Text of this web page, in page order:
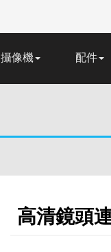
攝像機 配件
高清鏡頭